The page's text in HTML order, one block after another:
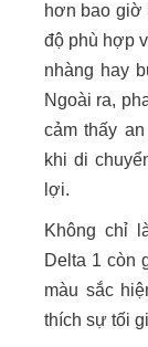
hơn bao giờ
độ phù hợp
nhàng hay
Ngoài ra,
cảm thấy
khi di
lợi.
Không chỉ
Delta 1 còn
màu sắc
thích sự tối